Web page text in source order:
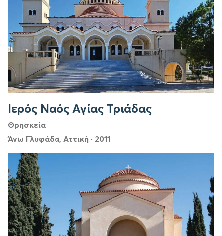
Ιερός Ναός Αγίας Τριάδας
Θρησκεία
Άνω Γλυφάδα, Αττική · 2011